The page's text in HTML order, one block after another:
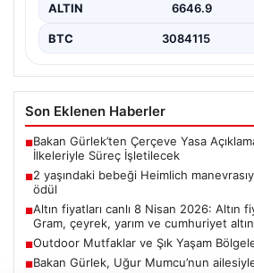
ALTIN 6646.9
BTC 3084115
Son Eklenen Haberler
■Bakan Gürlek’ten Çerçeve Yasa
İlkeleriyle Süreç İşletilecek
■2 yaşındaki bebeği Heimlich
ödül
■Altın fiyatları canlı 8 Nisan 2026: Altın
Gram, çeyrek, yarım ve cumhuriyet
■Outdoor Mutfaklar ve Şık Yaşam
■Bakan Gürlek, Uğur Mumcu’nun